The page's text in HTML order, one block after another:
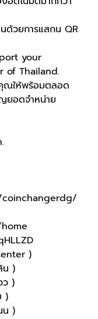
นด้วยการแสกน QR
your
of Thailand.
ณให้พร้อมตลอด
ยอดจำหน่าย
)
น )
ว )
)
น )